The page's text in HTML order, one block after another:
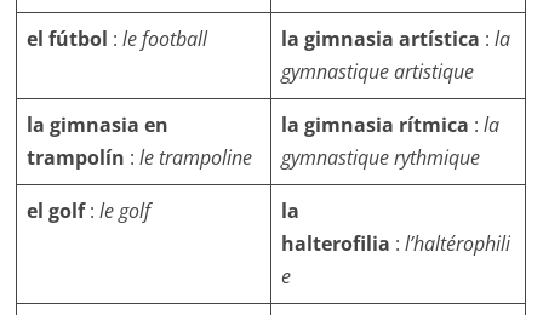
el fútbol :le football la gimnasia artística :la
gymnastique artistique
la gimnasia en
trampolín :le trampoline
la gimnasia rítmica :la
gymnastique rythmique
el golf:le golf
la
halterofilia :l’haltérophili
e